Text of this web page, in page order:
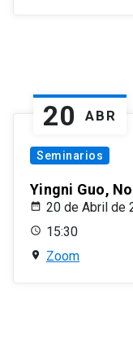
20 ABR
Seminarios
Yingni Guo,
20 de Abril de
15:30
Zoom